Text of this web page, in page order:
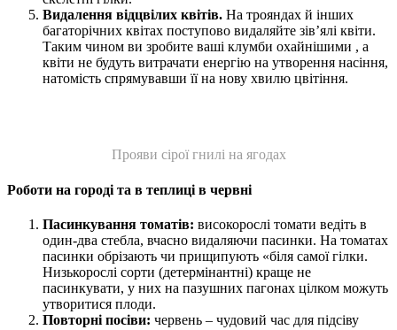
Видалення відцвілих квітів. На трояндах й інших
багаторічних квітах поступово видаляйте зів’ялі квіти.
Таким чином ви зробите ваші клумби охайнішими , а
квіти не будуть витрачати енергію на утворення насіння,
натомість спрямувавши її на нову хвилю цвітіння.
Прояви сірої гнилі на ягодах
Роботи на городі та в теплиці в червні
Пасинкування томатів: високорослі томати ведіть в
один-два стебла, вчасно видаляючи пасинки. На томатах
пасинки обрізають чи прищипують «біля самої гілки.
Низькорослі сорти (детермінантні) краще не
пасинкувати, у них на пазушних пагонах цілком можуть
утворитися плоди.
Повторні посіви: червень – чудовий час для підсіву